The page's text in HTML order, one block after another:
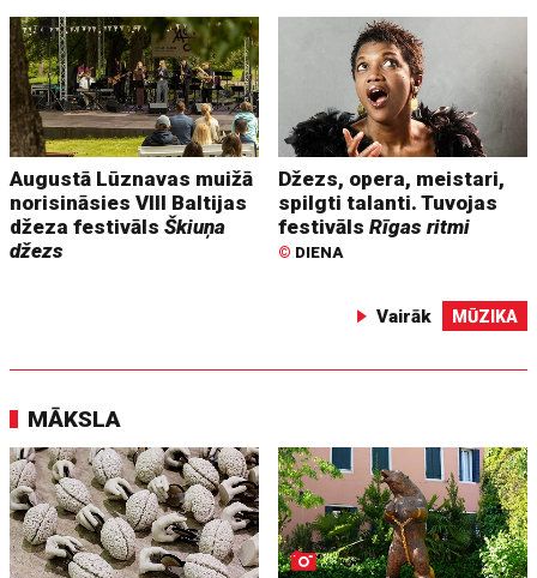
Augustā Lūznavas muižā
norisināsies VIII Baltijas
džeza festivālsŠkiuņa
džezs
Džezs, opera, meistari,
spilgti talanti. Tuvojas
festivālsRīgas ritmi
© DIENA
Vairāk MŪZIKA
MĀKSLA